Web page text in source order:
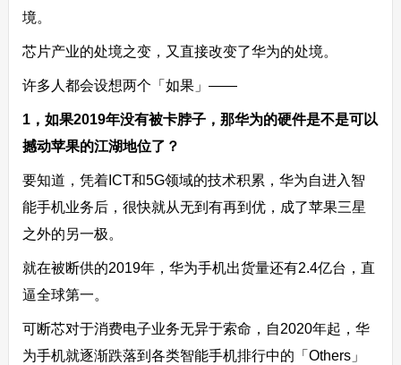
境。
芯片产业的处境之变，又直接改变了华为的处境。
许多人都会设想两个「如果」——
1，如果2019年没有被卡脖子，那华为的硬件是不是可以
撼动苹果的江湖地位了？
要知道，凭着ICT和5G领域的技术积累，华为自进入智
能手机业务后，很快就从无到有再到优，成了苹果三星
之外的另一极。
就在被断供的2019年，华为手机出货量还有2.4亿台，直
逼全球第一。
可断芯对于消费电子业务无异于索命，自2020年起，华
为手机就逐渐跌落到各类智能手机排行中的「Others」